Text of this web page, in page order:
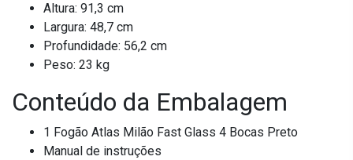
Altura: 91,3 cm
Largura: 48,7 cm
Profundidade: 56,2 cm
Peso: 23 kg
Conteúdo da Embalagem
1 Fogão Atlas Milão Fast Glass 4 Bocas Preto
Manual de instruções